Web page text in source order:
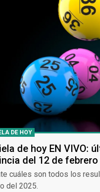
DE HOY
de hoy EN VIVO:
del 12 de febrero
cuáles son todos los
del 2025.